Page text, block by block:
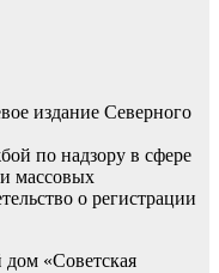
издание Северного
по надзору в сфере
массовых
о регистрации
«Советская